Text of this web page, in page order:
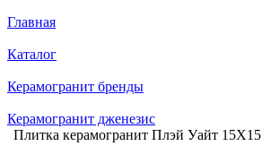
Главная
Каталог
Керамогранит бренды
Керамогранит дженезис
Плитка керамогранит Плэй Уайт 15X15